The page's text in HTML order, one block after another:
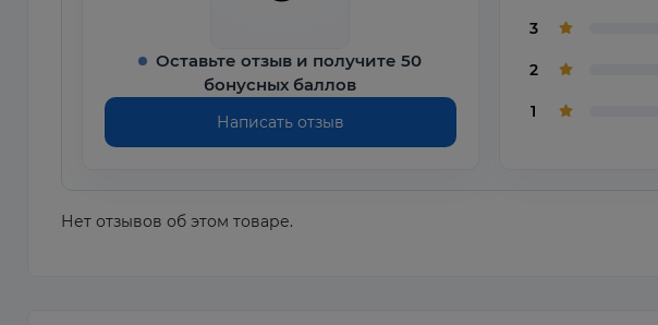
Оставьте отзыв и получите 50
бонусных баллов
Написать отзыв
3
2
1
Нет отзывов об этом товаре.